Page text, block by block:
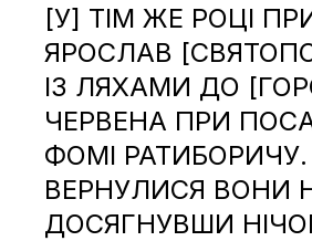
[У] ТІМ ЖЕ РОЦІ
ЯРОСЛАВ
ІЗ ЛЯХАМИ ДО
ЧЕРВЕНА ПРИ
ФОМІ РАТИБОРИЧУ.
ВЕРНУЛИСЯ ВОНИ
ДОСЯГНУВШИ